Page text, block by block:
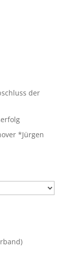
der
*Jürgen